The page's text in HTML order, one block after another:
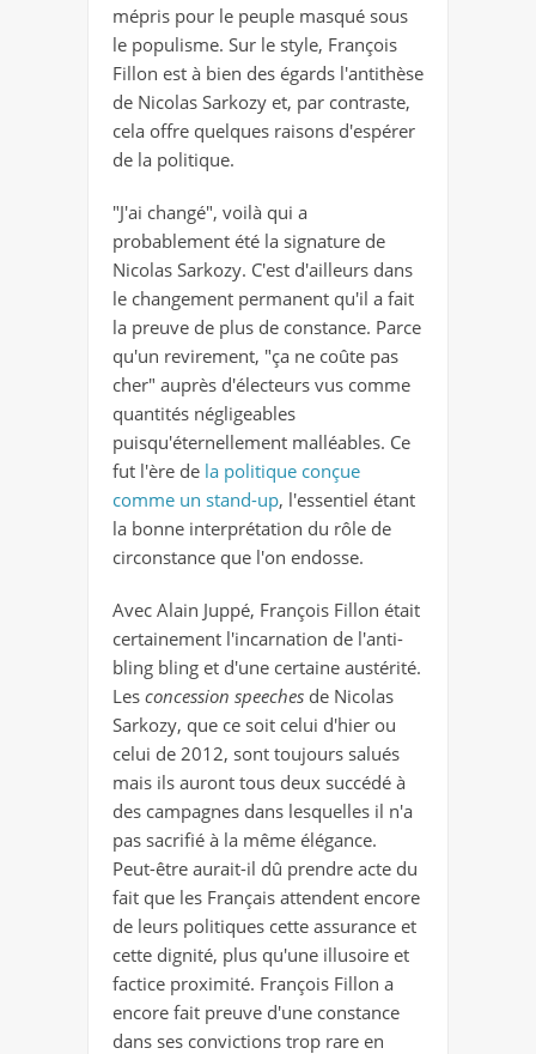
mépris pour le peuple masqué sous
le populisme. Sur le style, François
Fillon est à bien des égards l'antithèse
de Nicolas Sarkozy et, par contraste,
cela offre quelques raisons d'espérer
de la politique.
"J'ai changé", voilà qui a
probablement été la signature de
Nicolas Sarkozy. C'est d'ailleurs dans
le changement permanent qu'il a fait
la preuve de plus de constance. Parce
qu'un revirement, "ça ne coûte pas
cher" auprès d'électeurs vus comme
quantités négligeables
puisqu'éternellement malléables. Ce
fut l'ère de la politique conçue
comme un stand-up, l'essentiel étant
la bonne interprétation du rôle de
circonstance que l'on endosse.
Avec Alain Juppé, François Fillon était
certainement l'incarnation de l'anti-
bling bling et d'une certaine austérité.
Les concession speeches de Nicolas
Sarkozy, que ce soit celui d'hier ou
celui de 2012, sont toujours salués
mais ils auront tous deux succédé à
des campagnes dans lesquelles il n'a
pas sacrifié à la même élégance.
Peut-être aurait-il dû prendre acte du
fait que les Français attendent encore
de leurs politiques cette assurance et
cette dignité, plus qu'une illusoire et
factice proximité. François Fillon a
encore fait preuve d'une constance
dans ses convictions trop rare en